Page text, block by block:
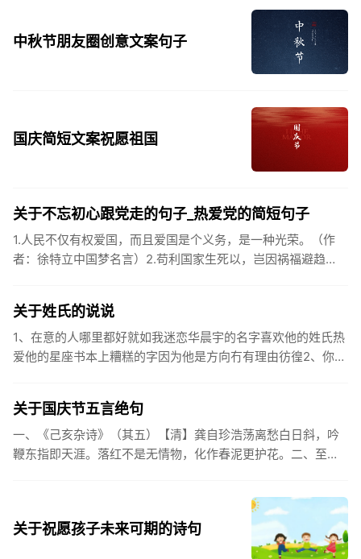
中秋节朋友圈创意文案句子
国庆简短文案祝愿祖国
关于不忘初心跟党走的句子_热爱党的简短句子
1.人民不仅有权爱国，而且爱国是个义务，是一种光荣。（作
者：徐特立中国梦名言）2.苟利国家生死以，岂因祸福避趋
关于姓氏的说说
1、在意的人哪里都好就如我迷恋华晨宇的名字喜欢他的姓氏热
爱他的星座书本上糟糕的字因为他是方向冇有理由彷徨2、你的
关于国庆节五言绝句
一、《己亥杂诗》（其五）【清】龚自珍浩荡离愁白日斜，吟
鞭东指即天涯。落红不是无情物，化作春泥更护花。二、至今
关于祝愿孩子未来可期的诗句